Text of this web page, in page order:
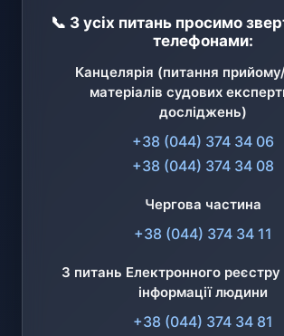
📞 З усіх питань просимо
телефонами:
Канцелярія (питання
матеріалів судових
досліджень)
+38 (044) 374 34 06
+38 (044) 374 34 08
Чергова частина
+38 (044) 374 34 11
З питань Електронного реєстру
інформації людини
+38 (044) 374 34 81